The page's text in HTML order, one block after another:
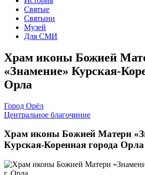
Святые
Святыни
Музей
Для СМИ
Храм иконы Божией
«Знамение» Курская-
Орла
Город Орёл
Центральное благочиние
Храм иконы Божией Матери
Курская-Коренная города Орла